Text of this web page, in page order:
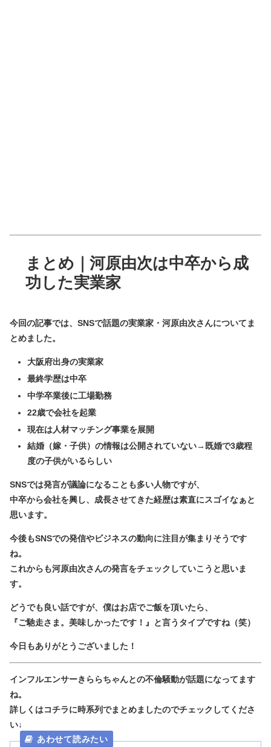
まとめ｜河原由次は中卒から成
功した実業家
今回の記事では、SNSで話題の実業家・河原由次さんについてま
とめました。
大阪府出身の実業家
最終学歴は中卒
中学卒業後に工場勤務
22歳で会社を起業
現在は人材マッチング事業を展開
結婚（嫁・子供）の情報は公開されていない→既婚で3歳程
度の子供がいるらしい
SNSでは発言が議論になることも多い人物ですが、
中卒から会社を興し、成長させてきた経歴は素直にスゴイなぁと
思います。
今後もSNSでの発信やビジネスの動向に注目が集まりそうです
ね。
これからも河原由次さんの発言をチェックしていこうと思いま
す。
どうでも良い話ですが、僕はお店でご飯を頂いたら、
『ご馳走さま。美味しかったです！』と言うタイプですね（笑）
今日もありがとうございました！
インフルエンサーきららちゃんとの不倫騒動が話題になってます
ね。
詳しくはコチラに時系列でまとめましたのでチェックしてくださ
い↓